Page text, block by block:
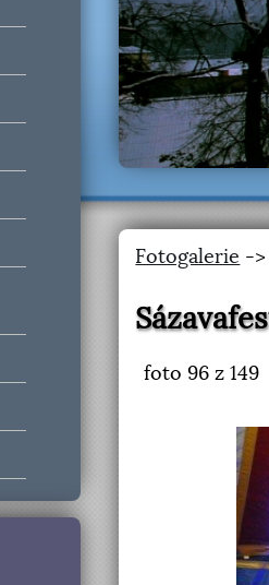
Fotogalerie ->
foto96 z 149